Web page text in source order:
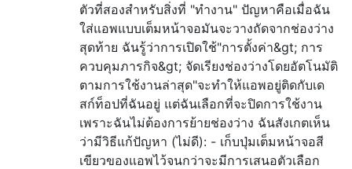
ตัวที่สองสำหรับสิ่งที่ "ทำงาน" ปัญหาคือเมื่อฉัน
ใส่แอพแบบเต็มหน้าจอมันจะวางถัดจากช่องว่าง
สุดท้าย ฉันรู้ว่าการเปิดใช้"การตั้งค่า&gt; การ
ควบคุมภารกิจ&gt; จัดเรียงช่องว่างโดยอัตโนมัติ
ตามการใช้งานล่าสุด"จะทำให้แอพอยู่ติดกับเด
สก์ท็อปที่ฉันอยู่ แต่ฉันเลือกที่จะปิดการใช้งาน
เพราะฉันไม่ต้องการย้ายช่องว่าง ฉันสังเกตเห็น
ว่ามีวิธีแก้ปัญหา (ไม่ดี): - เก็บปุ่มเต็มหน้าจอสี
เขียวของแอพไว้จนกว่าจะมีการเสนอตัวเลือก